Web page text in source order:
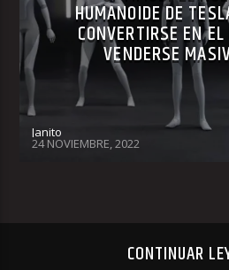
HUMANOIDE DE
CONVERTIRSE EN
VENDERSE
Janito
24 NOVIEMBRE, 2022
CONTINUAR